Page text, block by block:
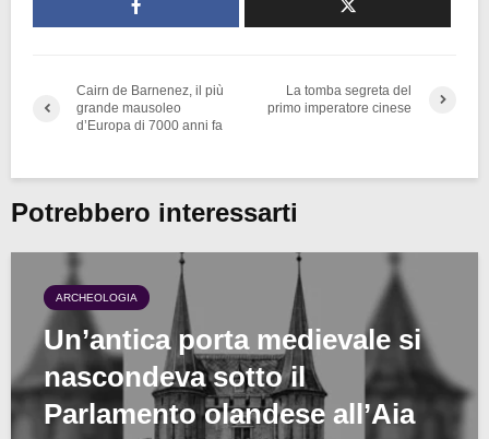
Cairn de Barnenez, il più
grande mausoleo
d’Europa di 7000 anni fa
La tomba segreta del
primo imperatore cinese
Potrebbero interessarti
ARCHEOLOGIA
Un’antica porta medievale si
nascondeva sotto il
Parlamento olandese all’Aia